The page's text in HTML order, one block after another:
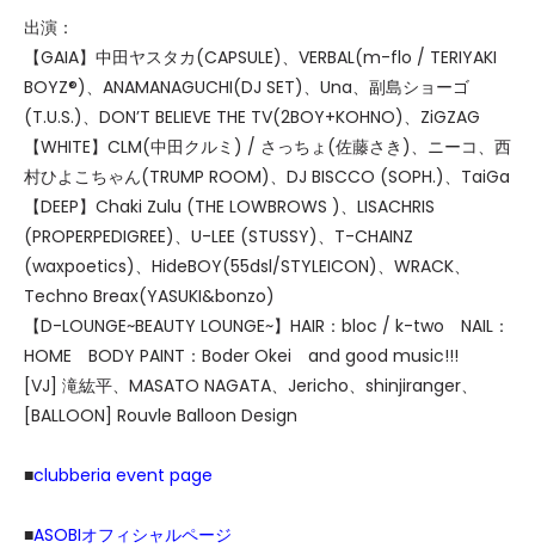
出演：
【GAIA】中田ヤスタカ(CAPSULE)、VERBAL(m-flo / TERIYAKI
BOYZ®)、ANAMANAGUCHI(DJ SET)、Una、副島ショーゴ
(T.U.S.)、DON’T BELIEVE THE TV(2BOY+KOHNO)、ZiGZAG
【WHITE】CLM(中田クルミ) / さっちょ(佐藤さき)、ニーコ、西
村ひよこちゃん(TRUMP ROOM)、DJ BISCCO (SOPH.)、TaiGa
【DEEP】Chaki Zulu (THE LOWBROWS )、LISACHRIS
(PROPERPEDIGREE)、U-LEE (STUSSY)、T-CHAINZ
(waxpoetics)、HideBOY(55dsl/STYLEICON)、WRACK、
Techno Breax(YASUKI&bonzo)
【D-LOUNGE~BEAUTY LOUNGE~】HAIR：bloc / k-two NAIL：
HOME BODY PAINT：Boder Okei and good music!!!
[VJ] 滝紘平、MASATO NAGATA、Jericho、shinjiranger、
[BALLOON] Rouvle Balloon Design
■clubberia event page
■ASOBIオフィシャルページ